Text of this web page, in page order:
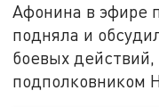
Афонина в эфире
подняла и
боевых
подполковником